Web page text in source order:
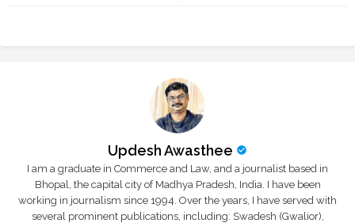
Updesh Awasthee
I am a graduate in Commerce and Law, and a journalist based in
Bhopal, the capital city of Madhya Pradesh, India. I have been
working in journalism since 1994. Over the years, I have served with
several prominent publications, including: Swadesh (Gwalior),